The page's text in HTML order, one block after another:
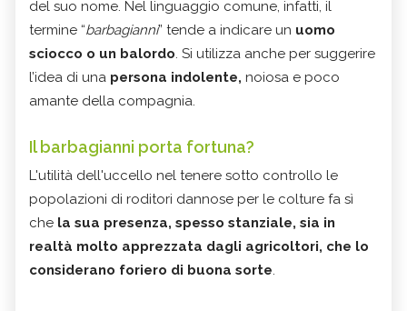
del suo nome. Nel linguaggio comune, infatti, il
termine “barbagianni” tende a indicare un uomo
sciocco o un balordo. Si utilizza anche per suggerire
l’idea di una persona indolente, noiosa e poco
amante della compagnia.
Il barbagianni porta fortuna?
L'utilità dell'uccello nel tenere sotto controllo le
popolazioni di roditori dannose per le colture fa sì
che la sua presenza, spesso stanziale, sia in
realtà molto apprezzata dagli agricoltori, che lo
considerano foriero di buona sorte.